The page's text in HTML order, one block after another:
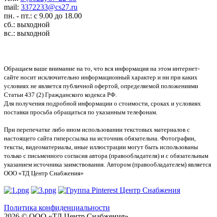
mail: 3372233@cs27.ru
пн. - пт.: с 9.00 до 18.00
сб.: выходной
вс.: выходной
Обращаем ваше внимание на то, что вся информация на этом интернет-
сайте носит исключительно информационный характер и ни при каких
условиях не является публичной офертой, определяемой положениями
Статьи 437 (2) Гражданского кодекса РФ.
Для получения подробной информации о стоимости, сроках и условиях
поставки просьба обращаться по указанным телефонам.
При перепечатке либо ином использовании текстовых материалов с
настоящего сайта гиперссылка на источник обязательна. Фотографии,
тексты, видеоматериалы, иные иллюстрации могут быть использованы
только с письменного согласия автора (правообладателя) и с обязательным
указанием источника заимствования. Автором (правообладателем) является
ООО «ТД Центр Снабжения»
Политика конфиденциальности